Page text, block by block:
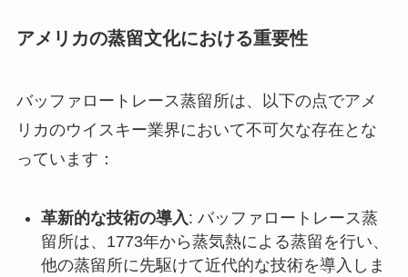
アメリカの蒸留文化における重要性
バッファロートレース蒸留所は、以下の点でアメ
リカのウイスキー業界において不可欠な存在とな
っています：
革新的な技術の導入: バッファロートレース蒸
留所は、1773年から蒸気熱による蒸留を行い、
他の蒸留所に先駆けて近代的な技術を導入しま